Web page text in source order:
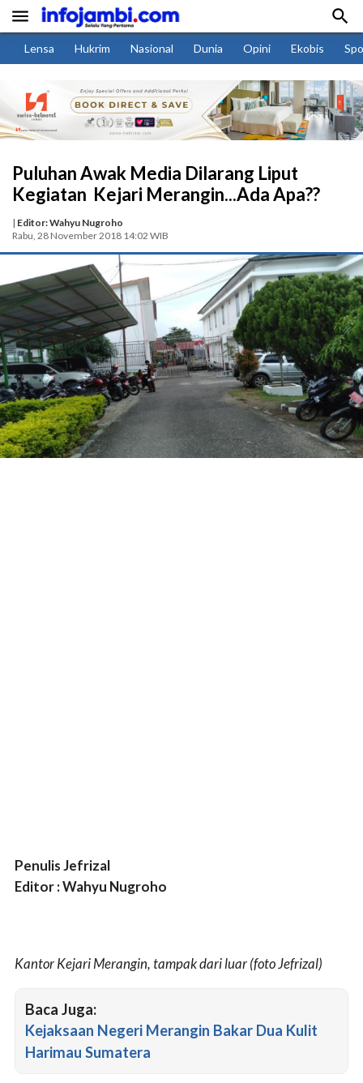
 
Lensa Hukrim Nasional Dunia Opini Ekobis
Puluhan Awak Media Dilarang Liput
Kegiatan Kejari Merangin...Ada Apa??
| Editor: Wahyu Nugroho
Rabu, 28 November 2018 14:02 WIB
Penulis Jefrizal
Editor : Wahyu Nugroho
Kantor Kejari Merangin, tampak dari luar (foto Jefrizal)
Baca Juga:
Kejaksaan Negeri Merangin Bakar Dua Kulit
Harimau Sumatera